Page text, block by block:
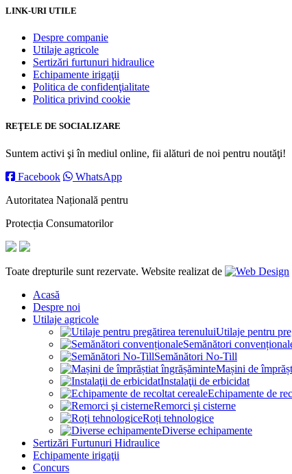
LINK-URI UTILE
Despre companie
Utilaje agricole
Sertizări furtunuri hidraulice
Echipamente irigaţii
Politica de confidenţialitate
Politica privind cookie
REŢELE DE SOCIALIZARE
Suntem activi şi în mediul online, fii alături de noi pentru noutăţi!
Facebook
WhatsApp
Autoritatea Națională pentru
Protecția Consumatorilor
Toate drepturile sunt rezervate. Website realizat de
Acasă
Despre noi
Utilaje agricole
Utilaje pentru
Semănători
Semănători No-Till
Mașini de
Instalaţii de erbicidat
Echipamente de
Remorci şi cisterne
Roți tehnologice
Diverse echipamente
Sertizări Furtunuri Hidraulice
Echipamente irigaţii
Concurs